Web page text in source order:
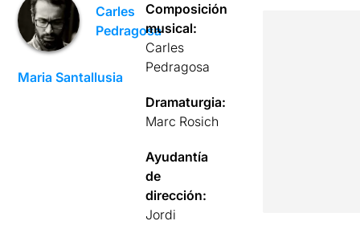
Carles
Pedragosa
Maria Santallusia
Composición
musical:
Carles
Pedragosa
Dramaturgia:
Marc Rosich
Ayudantía
de
dirección:
Jordi